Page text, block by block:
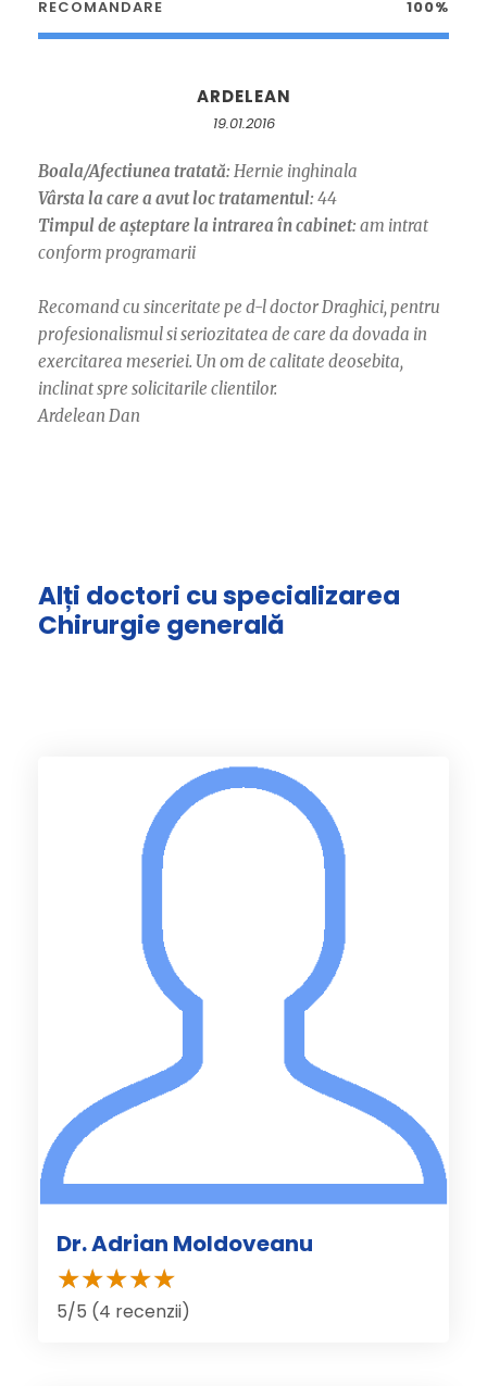
RECOMANDARE 100%
ARDELEAN
19.01.2016
Boala/Afectiunea tratată: Hernie inghinala
Vârsta la care a avut loc tratamentul: 44
Timpul de așteptare la intrarea în cabinet: am intrat
conform programarii
Recomand cu sinceritate pe d-l doctor Draghici, pentru
profesionalismul si seriozitatea de care da dovada in
exercitarea meseriei. Un om de calitate deosebita,
inclinat spre solicitarile clientilor.
Ardelean Dan
Alți doctori cu specializarea
Chirurgie generală
Dr. Adrian Moldoveanu
5/5 (4 recenzii)